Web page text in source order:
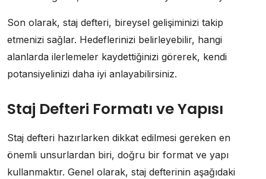
Son olarak, staj defteri, bireysel gelişiminizi takip
etmenizi sağlar. Hedeflerinizi belirleyebilir, hangi
alanlarda ilerlemeler kaydettiğinizi görerek, kendi
potansiyelinizi daha iyi anlayabilirsiniz.
Staj Defteri Formatı ve Yapısı
Staj defteri hazırlarken dikkat edilmesi gereken en
önemli unsurlardan biri, doğru bir format ve yapı
kullanmaktır. Genel olarak, staj defterinin aşağıdaki